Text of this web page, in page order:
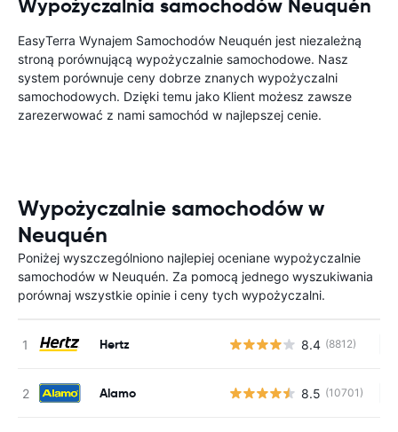
Wypożyczalnia samochodów Neuquén
EasyTerra Wynajem Samochodów Neuquén jest niezależną
stroną porównującą wypożyczalnie samochodowe. Nasz
system porównuje ceny dobrze znanych wypożyczalni
samochodowych. Dzięki temu jako Klient możesz zawsze
zarezerwować z nami samochód w najlepszej cenie.
Wypożyczalnie samochodów w
Neuquén
Poniżej wyszczególniono najlepiej oceniane wypożyczalnie
samochodów w Neuquén. Za pomocą jednego wyszukiwania
porównaj wszystkie opinie i ceny tych wypożyczalni.
Hertz 8.4 (8812)
Alamo 8.5 (10701)